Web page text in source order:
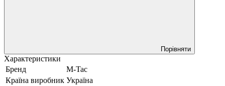
Порівняти
Характеристики
Бренд
M-Tac
Країна виробник Україна